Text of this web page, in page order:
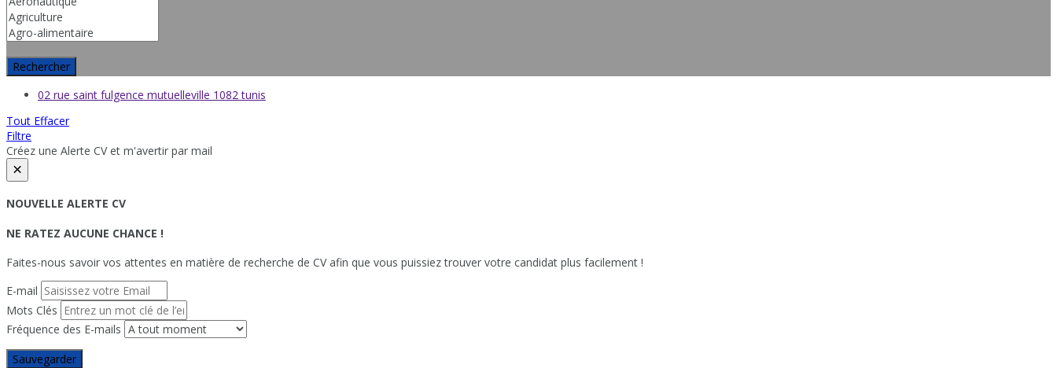
Rechercher
02 rue saint fulgence mutuelleville 1082 tunis
Tout Effacer
Filtre
Créez une Alerte CV et m'avertir par mail
×
NOUVELLE ALERTE CV
NE RATEZ AUCUNE CHANCE !
Faites-nous savoir vos attentes en matière de recherche de CV afin que vous puissiez trouver votre candidat plus facilement !
E-mail
Mots Clés
Fréquence des E-mails
Sauvegarder